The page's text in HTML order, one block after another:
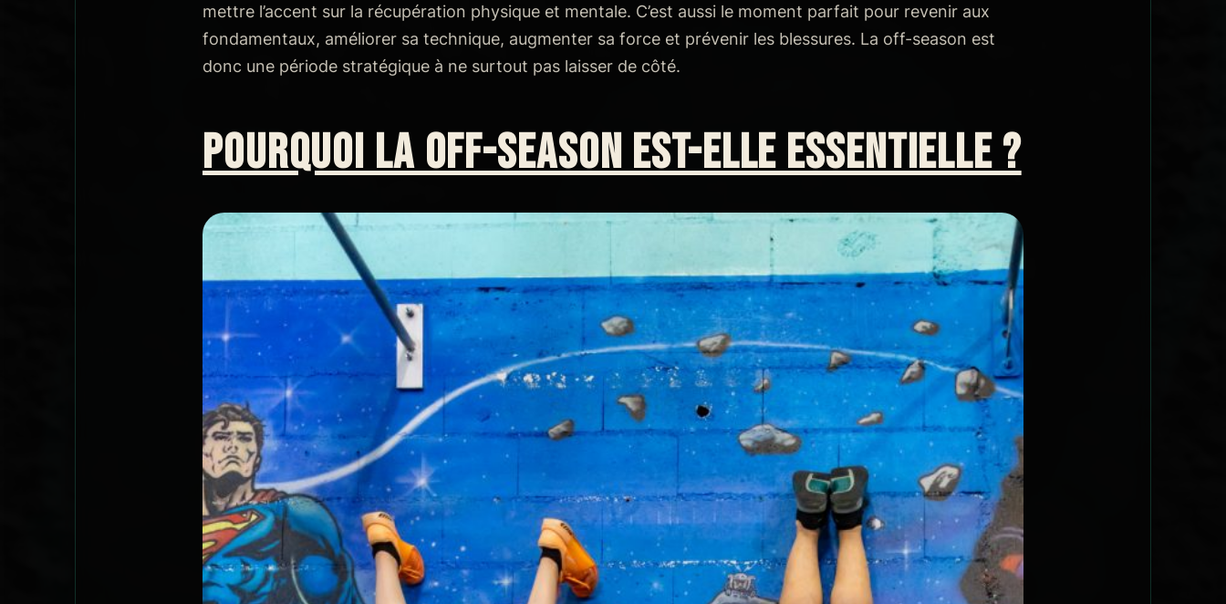
mettre l’accent sur la récupération physique et mentale. C’est aussi le moment parfait pour revenir aux
fondamentaux, améliorer sa technique, augmenter sa force et prévenir les blessures. La off-season est
donc une période stratégique à ne surtout pas laisser de côté.
POURQUOI LA OFF-SEASON EST-ELLE ESSENTIELLE ?